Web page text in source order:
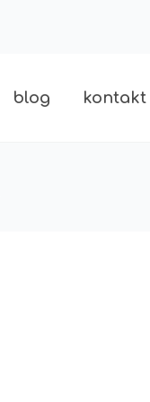
blog kontakt